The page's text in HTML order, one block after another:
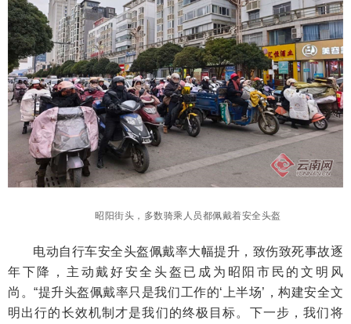
昭阳街头，多数骑乘人员都佩戴着安全头盔
电动自行车安全头盔佩戴率大幅提升，致伤致死事故逐
年下降，主动戴好安全头盔已成为昭阳市民的文明风
尚。“提升头盔佩戴率只是我们工作的‘上半场’，构建安全文
明出行的长效机制才是我们的终极目标。下一步，我们将